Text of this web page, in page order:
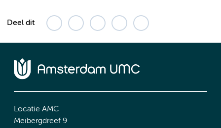
Deel dit
Locatie AMC
Meibergdreef 9